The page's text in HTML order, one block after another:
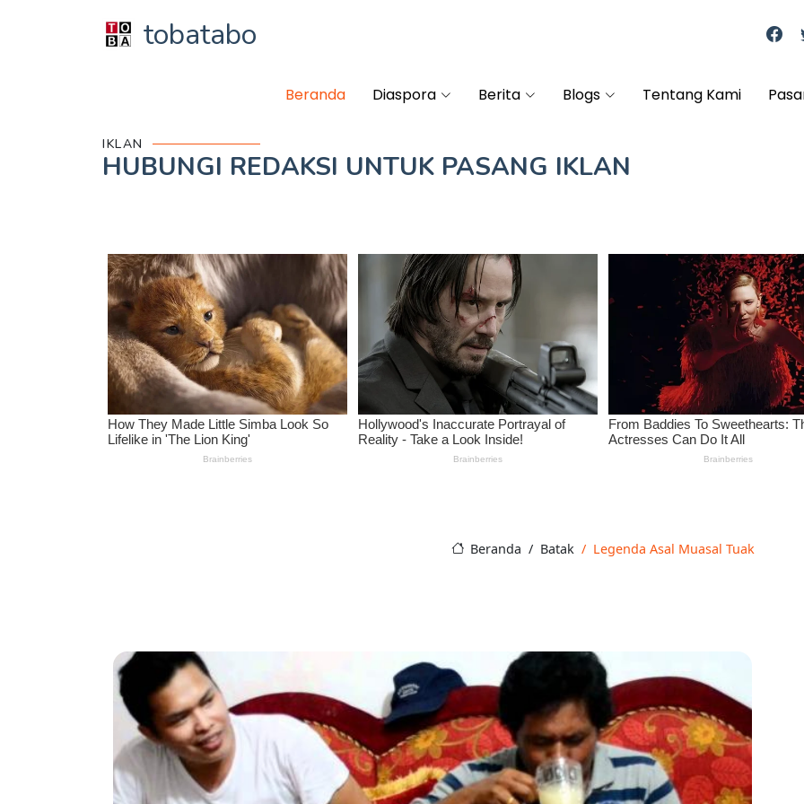
tobatabo
Beranda Diaspora Berita Blogs Tentang Kami
IKLAN
HUBUNGI REDAKSI UNTUK PASANG IKLAN
Beranda Batak Legenda Asal Muasal Tuak